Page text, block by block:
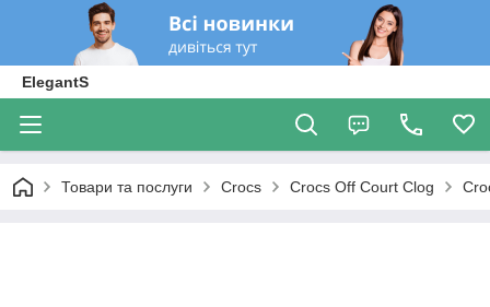
ElegantS
Товари та послуги Crocs Crocs Off Court Clog